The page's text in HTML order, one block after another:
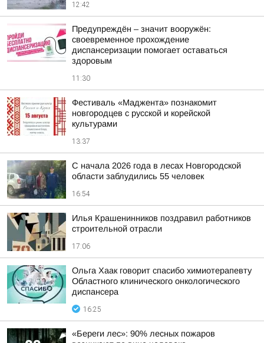
12:42
Предупреждён – значит вооружён:
своевременное прохождение
диспансеризации помогает оставаться
здоровым
11:30
Фестиваль «Маджента» познакомит
новгородцев с русской и корейской
культурами
13:37
С начала 2026 года в лесах Новгородской
области заблудились 55 человек
16:54
Илья Крашенинников поздравил работников
строительной отрасли
17:06
Ольга Хаак говорит спасибо химиотерапевту
Областного клинического онкологического
диспансера
16:25
«Береги лес»: 90% лесных пожаров